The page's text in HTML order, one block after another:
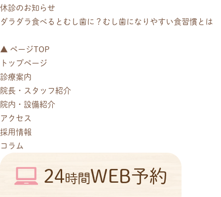
休診のお知らせ
ダラダラ食べるとむし歯に？むし歯になりやすい食習慣とは
▲ ページTOP
トップページ
診療案内
院長・スタッフ紹介
院内・設備紹介
アクセス
採用情報
コラム